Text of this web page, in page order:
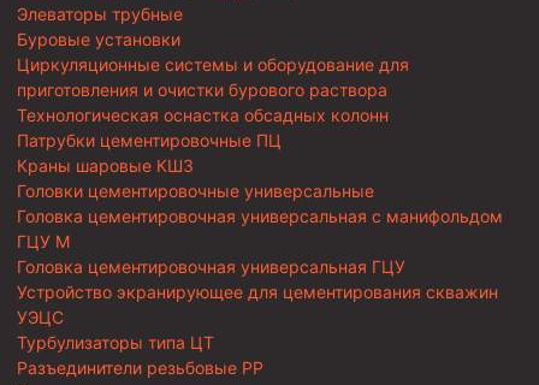
Элеваторы трубные
Буровые установки
Циркуляционные системы и оборудование для
приготовления и очистки бурового раствора
Технологическая оснастка обсадных колонн
Патрубки цементировочные ПЦ
Краны шаровые КШЗ
Головки цементировочные универсальные
Головка цементировочная универсальная с манифольдом
ГЦУ М
Головка цементировочная универсальная ГЦУ
Устройство экранирующее для цементирования скважин
УЭЦС
Турбулизаторы типа ЦТ
Разъединители резьбовые РР